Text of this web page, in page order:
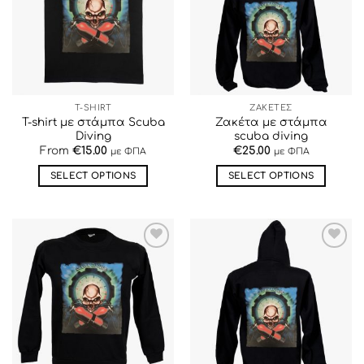
ΕΠΙΘΥΜΙΏΝ
T-SHIRT
T-shirt με στάμπα Scuba
Diving
From €15.00 με ΦΠΑ
SELECT OPTIONS
προϊόν
πολλαπλές
παραλλαγές.
Οι
επιλογές
μπορούν
ΕΠΙΘΥΜΙΏΝ
ΖΑΚΕΤΕΣ
Ζακέτα με στάμπα
scuba diving
€25.00 με ΦΠΑ
SELECT OPTIONS
προϊόν
έχει
πολλαπλές
παραλλαγές.
Οι
επιλογές
μπορούν
να
ΠΡΟΣΘΉΚΗ
ΣΤΗΝ ΛΊΣΤΑ
ΕΠΙΘΥΜΙΏΝ
ΠΡΟΣΘΉΚΗ
ΣΤΗΝ ΛΊΣΤΑ
ΕΠΙΘΥΜΙΏΝ